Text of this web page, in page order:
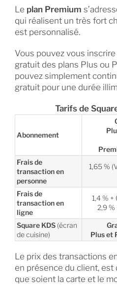
Le plan Premium
qui réalisent un très fort
est personnalisé.
Vous pouvez vous
gratuit des plans Plus ou
pouvez simplement
gratuit pour une durée
Tarifs de
Abonnement
Frais de
transaction en
personne
1,65 %
Frais de
transaction en
ligne
1,4 % +
2,9
Square KDS (écran
de cuisine)
Plus et
Le prix des transactions
en présence du client, est
que soient la carte et le